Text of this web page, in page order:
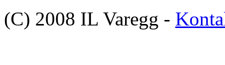
(C) 2008 IL Varegg -